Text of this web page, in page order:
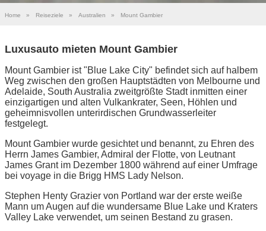
Home » Reiseziele » Australien » Mount Gambier
Luxusauto mieten Mount Gambier
Mount Gambier ist "Blue Lake City" befindet sich auf halbem
Weg zwischen den großen Hauptstädten von Melbourne und
Adelaide, South Australia zweitgrößte Stadt inmitten einer
einzigartigen und alten Vulkankrater, Seen, Höhlen und
geheimnisvollen unterirdischen Grundwasserleiter
festgelegt.
Mount Gambier wurde gesichtet und benannt, zu Ehren des
Herrn James Gambier, Admiral der Flotte, von Leutnant
James Grant im Dezember 1800 während auf einer Umfrage
bei voyage in die Brigg HMS Lady Nelson.
Stephen Henty Grazier von Portland war der erste weiße
Mann um Augen auf die wundersame Blue Lake und Kraters
Valley Lake verwendet, um seinen Bestand zu grasen.